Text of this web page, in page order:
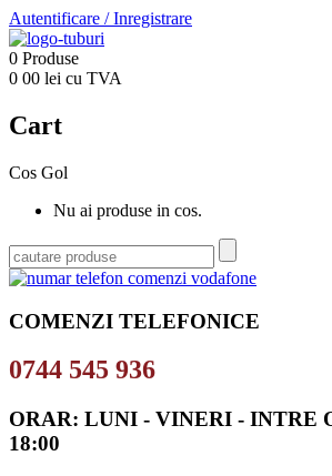
Autentificare /Inregistrare
0 Produse
0 00 lei cu TVA
Cart
Cos Gol
Nu ai produse in cos.
COMENZI TELEFONICE
0744 545 936
ORAR: LUNI - VINERI - INTRE
18:00